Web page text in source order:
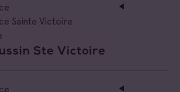
Sainte Victoire
Ste Victoire